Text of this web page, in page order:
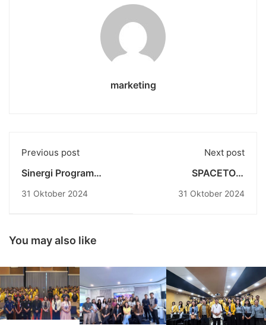
marketing
Previous post
Sinergi Program
Undiknas, BK Sipil PII,
Selenggarakan
Workshop BIM Revit
31 Oktober 2024
Next post
SPACETOP:
Komputasi Portabel
31 Oktober 2024
You may also like